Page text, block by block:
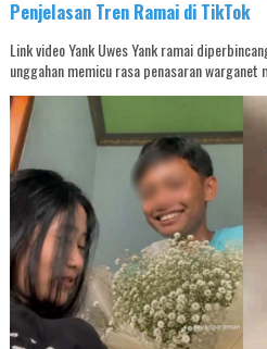
Penjelasan Tren Ramai di TikTok
Link video Yank Uwes Yank ramai
unggahan memicu rasa penasaran warganet